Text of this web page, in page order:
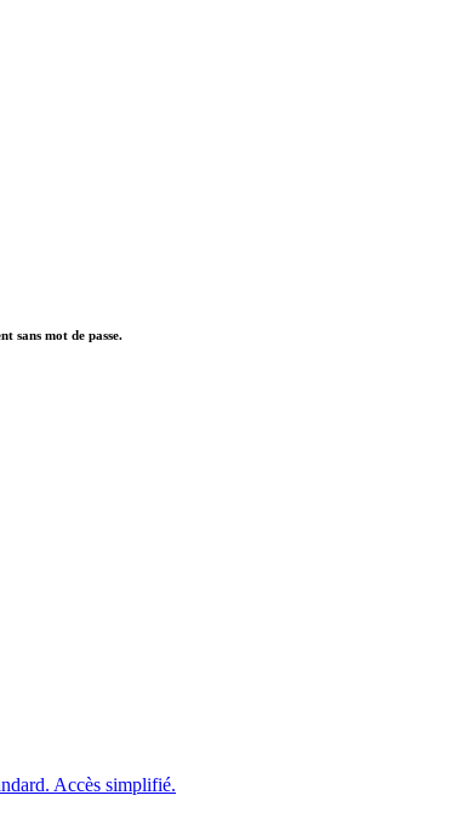
sans mot de passe.
Accès simplifié.